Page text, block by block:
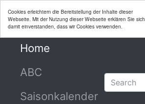
Cookies erleichtern die Bereitstellung der Inhalte dieser
Webseite. Mit der Nutzung dieser Webseite erklären Sie sich
damit einverstanden, dass wir Cookies verwenden.
Home
ABC
Saisonkalender